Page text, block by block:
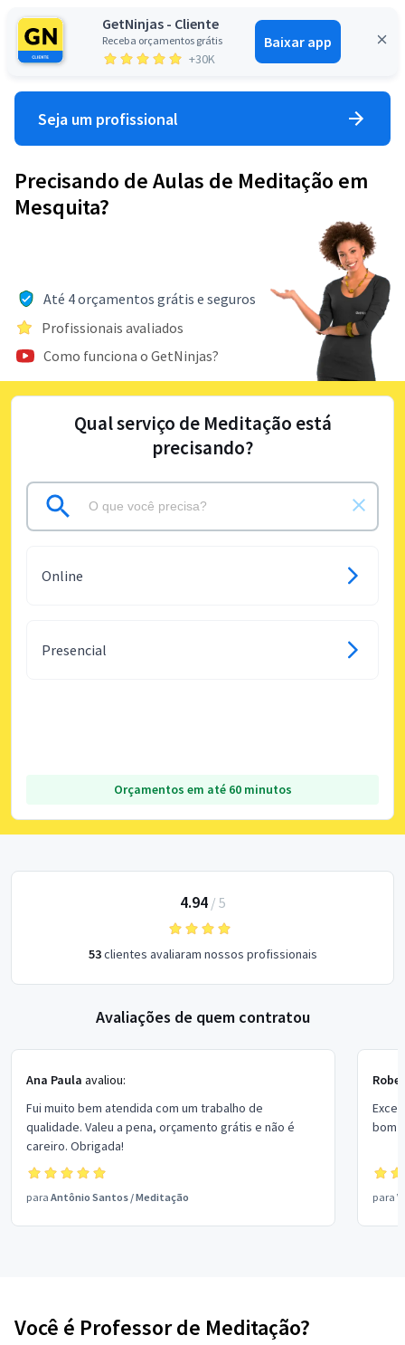
GetNinjas - Cliente
Receba orçamentos grátis
+30K
Baixar app
Entrar
Seja um profissional
Precisando de Aulas de Meditação em
Mesquita?
Até 4 orçamentos grátis e seguros
Profissionais avaliados
Como funciona o GetNinjas?
Qual serviço de Meditação está
precisando?
Online
Presencial
Orçamentos em até 60 minutos
4.94/ 5
53clientes avaliaram nossos profissionais
Avaliações de quem contratou
Ana Paula avaliou:
Fui muito bem atendida com um trabalho de
qualidade. Valeu a pena, orçamento grátis e não é
careiro. Obrigada!
para Antônio Santos /Meditação
bom
para
Você é Professor de Meditação?